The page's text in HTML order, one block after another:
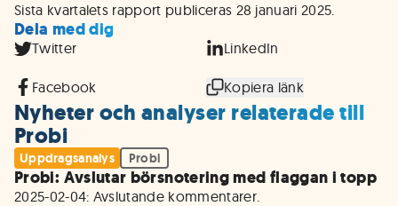
Sista kvartalets rapport publiceras 28 januari 2025.
Dela med dig
Twitter LinkedIn
Facebook Kopiera länk
Nyheter och analyser relaterade till
Probi
Uppdragsanalys Probi
Probi: Avslutar börsnotering med flaggan i topp
2025-02-04: Avslutande kommentarer.